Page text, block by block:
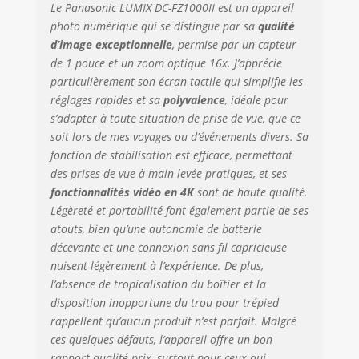
toute la plage de
zoom Un angle de
vision qui couvre le
grand angle de 25
mm jusqu'au
téléobjectif de 400
mm avec un zoom
optique 16x
Premièrement,
puis mise au point
: sélectionnez la
zone focalisée
après avoir pris la
photo Capturez
l'image sur place
pour la
sauvegarder
comme vous le
souhaitez plus
tard, toute une
nouvelle
Le Panasonic LUMIX DC-FZ1000II est un appareil
photo numérique qui se distingue par sa qualité
d’image exceptionnelle, permise par un capteur
de 1 pouce et un zoom optique 16x. J’apprécie
particulièrement son écran tactile qui simplifie les
réglages rapides et sa polyvalence, idéale pour
s’adapter à toute situation de prise de vue, que ce
soit lors de mes voyages ou d’événements divers. Sa
fonction de stabilisation est efficace, permettant
des prises de vue à main levée pratiques, et ses
fonctionnalités vidéo en 4Ksont de haute qualité.
Légèreté et portabilité font également partie de ses
atouts, bien qu’une autonomie de batterie
décevante et une connexion sans fil capricieuse
nuisent légèrement à l’expérience. De plus,
l’absence de tropicalisation du boîtier et la
disposition inopportune du trou pour trépied
rappellent qu’aucun produit n’est parfait. Malgré
ces quelques défauts, l’appareil offre un bon